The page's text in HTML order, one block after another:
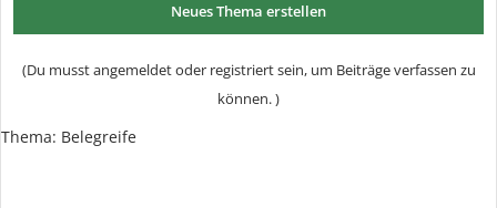
Neues Thema erstellen
(Du musst angemeldet oder registriert sein, um Beiträge verfassen zu
können. )
Thema: Belegreife